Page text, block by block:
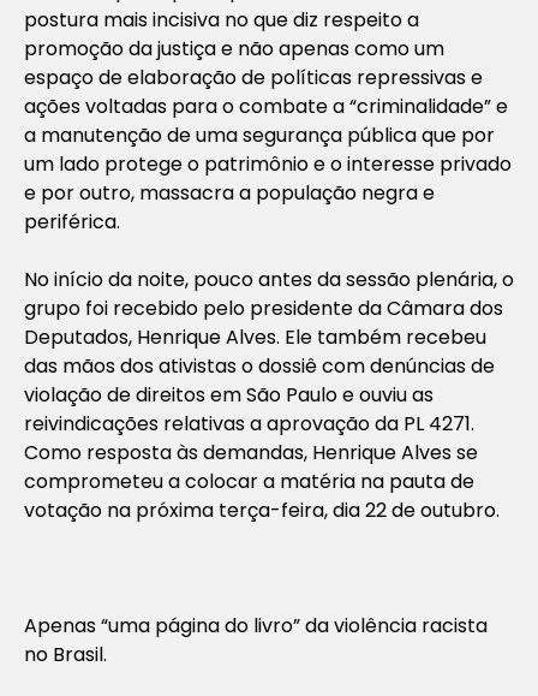
postura mais incisiva no que diz respeito a
promoção da justiça e não apenas como um
espaço de elaboração de políticas repressivas e
ações voltadas para o combate a “criminalidade” e
a manutenção de uma segurança pública que por
um lado protege o patrimônio e o interesse privado
e por outro, massacra a população negra e
periférica.
No início da noite, pouco antes da sessão plenária, o
grupo foi recebido pelo presidente da Câmara dos
Deputados, Henrique Alves. Ele também recebeu
das mãos dos ativistas o dossiê com denúncias de
violação de direitos em São Paulo e ouviu as
reivindicações relativas a aprovação da PL 4271.
Como resposta às demandas, Henrique Alves se
comprometeu a colocar a matéria na pauta de
votação na próxima terça-feira, dia 22 de outubro.
Apenas “uma página do livro” da violência racista
no Brasil.